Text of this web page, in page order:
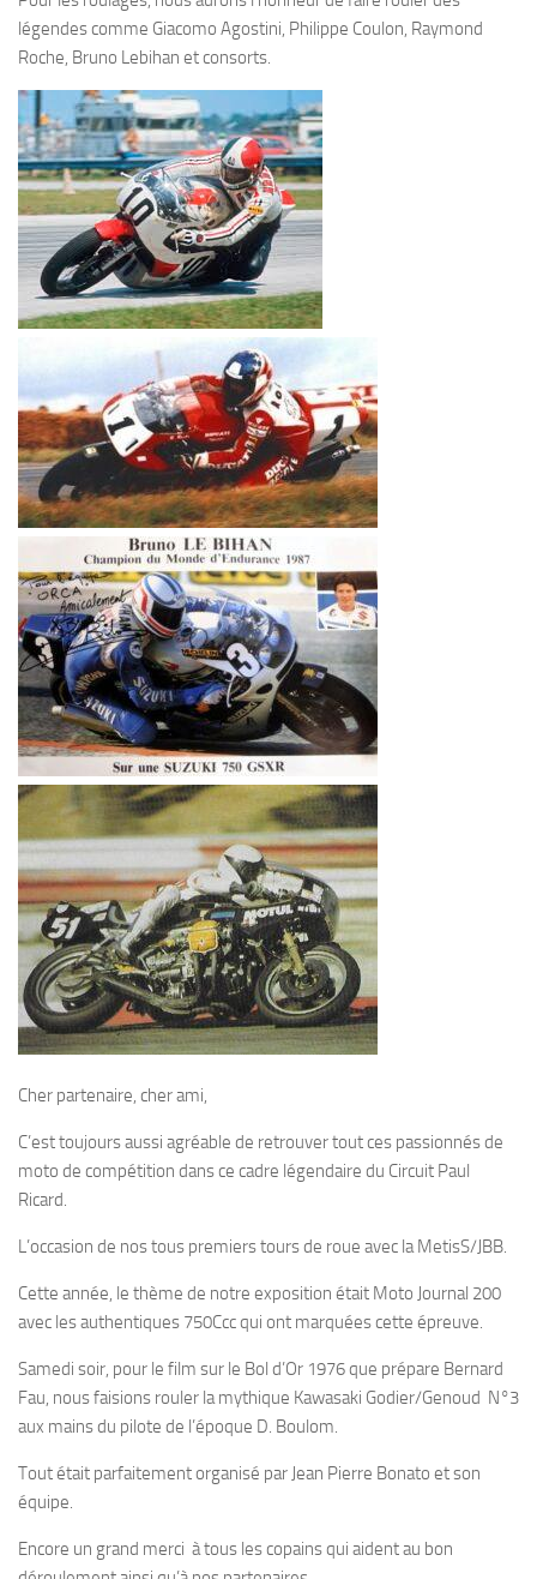
légendes comme Giacomo Agostini, Philippe Coulon, Raymond
Roche, Bruno Lebihan et consorts.
Cher partenaire, cher ami,
C’est toujours aussi agréable de retrouver tout ces passionnés de
moto de compétition dans ce cadre légendaire du Circuit Paul
Ricard.
L’occasion de nos tous premiers tours de roue avec la MetisS/JBB.
Cette année, le thème de notre exposition était Moto Journal 200
avec les authentiques 750Ccc qui ont marquées cette épreuve.
Samedi soir, pour le film sur le Bol d’Or 1976 que prépare Bernard
Fau, nous faisions rouler la mythique Kawasaki Godier/Genoud N°3
aux mains du pilote de l’époque D. Boulom.
Tout était parfaitement organisé par Jean Pierre Bonato et son
équipe.
Encore un grand merci à tous les copains qui aident au bon